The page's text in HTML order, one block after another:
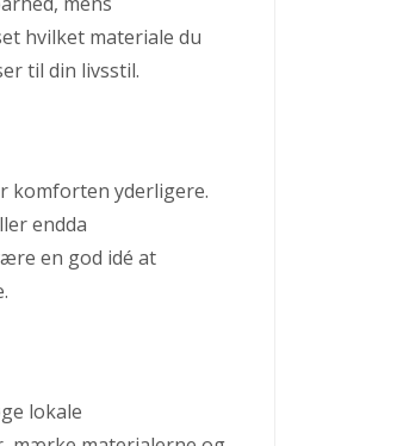
hvilket materiale du
til din livsstil.
komforten yderligere.
endda
en god idé at
lokale